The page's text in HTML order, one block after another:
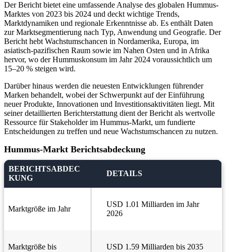
Der Bericht bietet eine umfassende Analyse des globalen Hummus-
Marktes von 2023 bis 2024 und deckt wichtige Trends,
Marktdynamiken und regionale Erkenntnisse ab. Es enthält Daten
zur Marktsegmentierung nach Typ, Anwendung und Geografie. Der
Bericht hebt Wachstumschancen in Nordamerika, Europa, im
asiatisch-pazifischen Raum sowie im Nahen Osten und in Afrika
hervor, wo der Hummuskonsum im Jahr 2024 voraussichtlich um
15–20 % steigen wird.
Darüber hinaus werden die neuesten Entwicklungen führender
Marken behandelt, wobei der Schwerpunkt auf der Einführung
neuer Produkte, Innovationen und Investitionsaktivitäten liegt. Mit
seiner detaillierten Berichterstattung dient der Bericht als wertvolle
Ressource für Stakeholder im Hummus-Markt, um fundierte
Entscheidungen zu treffen und neue Wachstumschancen zu nutzen.
Hummus-Markt Berichtsabdeckung
BERICHTSABDEC
KUNG
DETAILS
Marktgröße im Jahr
USD 1.01 Milliarden im Jahr
2026
Marktgröße bis USD 1.59 Milliarden bis 2035